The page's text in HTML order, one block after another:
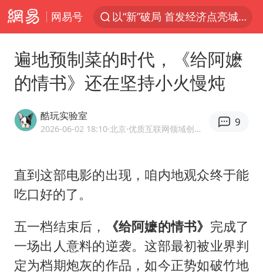
网易号
以“新”破局 首发经济点亮城市消费活力
宇树科技发行价格150.80元/股
台风白海豚影响中国已成定局
中国五箭齐发反制美国
27岁女子成组织卖淫集团主犯被通缉
泰国一女公务员妆容引争议 本人回应
郑国霖回应去景区上班被保安拦下
遍地预制菜的时代，《给阿嬷
的情书》还在坚持小火慢炖
酷玩实验室
2026-06-02 18:10·北京 ·优质互联网领域创作者
9
直到这部电影的出现，咱内地观众终于能
吃口好的了。
五一档结束后，
《给阿嬷的情书》 完成了
一场出人意料的逆袭。这部最初被业界判
定为档期炮灰的作品，如今正势如破竹地